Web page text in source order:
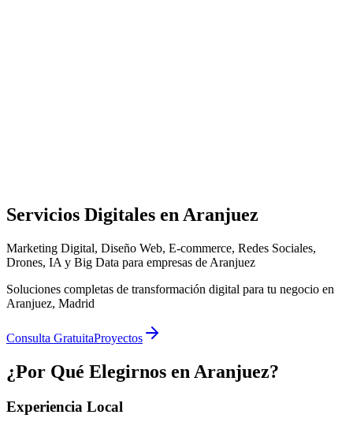
Servicios Digitales en Aranjuez
Marketing Digital, Diseño Web, E-commerce, Redes Sociales,
Drones, IA y Big Data para empresas de Aranjuez
Soluciones completas de transformación digital para tu negocio en
Aranjuez, Madrid
Consulta GratuitaProyectos
¿Por Qué Elegirnos en Aranjuez?
Experiencia Local